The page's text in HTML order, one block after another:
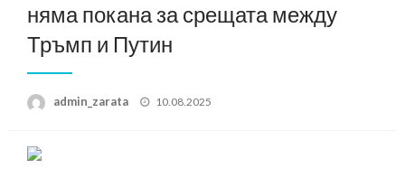
няма покана за срещата между
Тръмп и Путин
admin_zarata
Posted
10.08.2025